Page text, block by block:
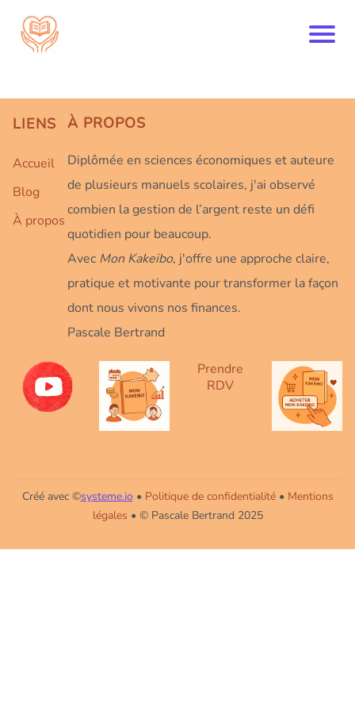
LIENS
Accueil
Blog
À propos
À PROPOS
Diplômée en sciences économiques et auteure
de plusieurs manuels scolaires, j'ai observé
combien la gestion de l’argent reste un défi
quotidien pour beaucoup.
Avec Mon Kakeibo, j'offre une approche claire,
pratique et motivante pour transformer la façon
dont nous vivons nos finances.
Pascale Bertrand
Prendre
RDV
Créé avec ©systeme.io • Politique de confidentialité• Mentions
légales • © Pascale Bertrand 2025